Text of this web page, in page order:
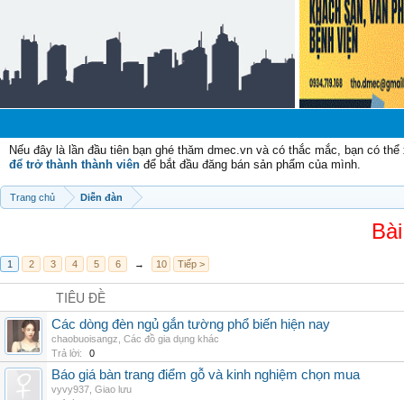
Nếu đây là lần đầu tiên bạn ghé thăm dmec.vn và có thắc mắc, bạn có
để trở thành thành viên để bắt đầu đăng bán sản phẩm của mình.
Trang chủ Diễn đàn
1 2 3 4 5 6 → 10 Tiếp >
TIÊU ĐỀ
Các dòng đèn ngủ gắn tường phổ biến hiện nay
chaobuoisangz Các đồ gia dụng khác
Trả lời:
0
Báo giá bàn trang điểm gỗ và kinh nghiệm chọn mua
vyvy937 Giao lưu